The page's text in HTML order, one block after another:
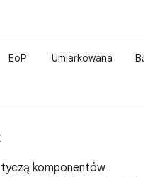
EoP Umiarkowana
komponentów